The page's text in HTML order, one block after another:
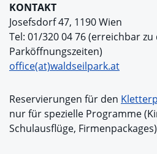
KONTAKT
Josefsdorf 47, 1190 Wien
Tel: 01/320 04 76 (erreichbar zu
Parköffnungszeiten)
office(at)waldseilpark.at
Reservierungen für den
nur für spezielle Programme
Schulausflüge,